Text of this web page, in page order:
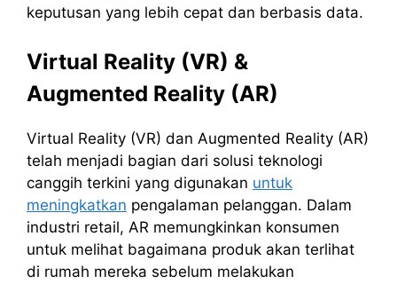
keputusan yang lebih cepat dan berbasis data.
Virtual Reality (VR) &
Augmented Reality (AR)
Virtual Reality (VR) dan Augmented Reality (AR)
telah menjadi bagian dari solusi teknologi
canggih terkini yang digunakan untuk
meningkatkan pengalaman pelanggan. Dalam
industri retail, AR memungkinkan konsumen
untuk melihat bagaimana produk akan terlihat
di rumah mereka sebelum melakukan